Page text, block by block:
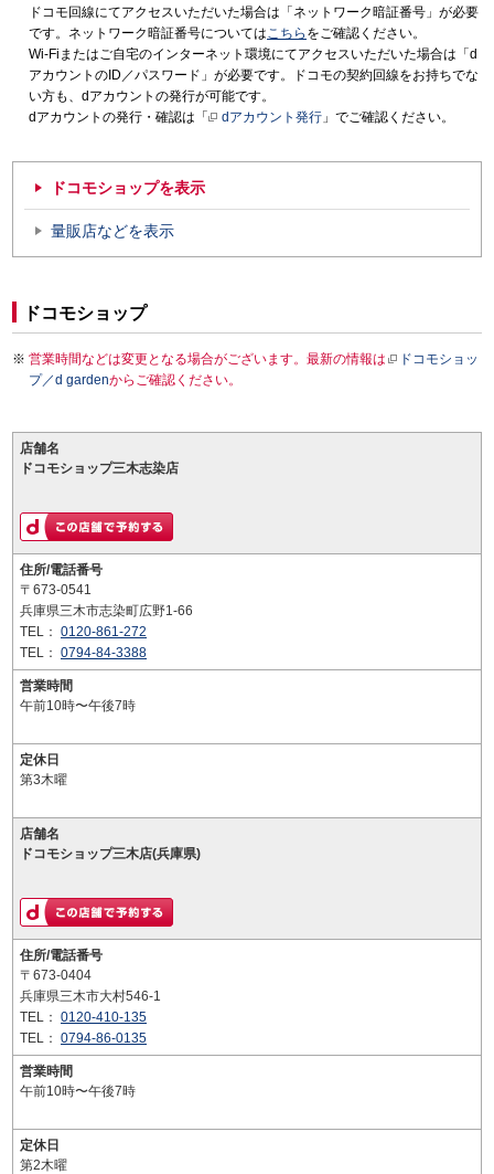
ドコモ回線にてアクセスいただいた場合は「ネットワーク暗証番号」が必要
です。ネットワーク暗証番号についてはこちら をご確認ください。
Wi-Fiまたはご自宅のインターネット環境にてアクセスいただいた場合は「d
アカウントのID／パスワード」が必要です。ドコモの契約回線をお持ちでな
い方も、dアカウントの発行が可能です。
dアカウントの発行・確認は「
dアカウント発行 」でご確認ください。
ドコモショップを表示
量販店などを表示
ドコモショップ
営業時間などは変更となる場合がございます。最新の情報は
ドコモショッ
プ／d gardenからご確認ください。
店舗名
ドコモショップ三木志染店
住所/電話番号
〒673-0541
兵庫県三木市志染町広野1-66
TEL： 0120-861-272
TEL： 0794-84-3388
営業時間
午前10時〜午後7時
定休日
第3木曜
店舗名
ドコモショップ三木店(兵庫県)
住所/電話番号
〒673-0404
兵庫県三木市大村546-1
TEL： 0120-410-135
TEL： 0794-86-0135
営業時間
午前10時〜午後7時
定休日
第2木曜